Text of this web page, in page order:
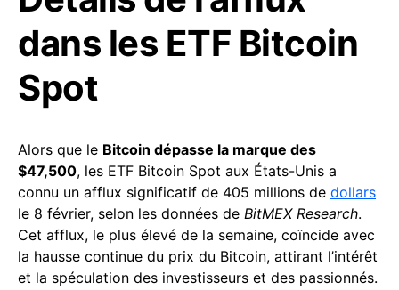
dans les ETF Bitcoin
Spot
Alors que le Bitcoin dépasse la marque des
$47,500, les ETF Bitcoin Spot aux États-Unis a
connu un afflux significatif de 405 millions de dollars
le 8 février, selon les données de BitMEX Research.
Cet afflux, le plus élevé de la semaine, coïncide avec
la hausse continue du prix du Bitcoin, attirant l’intérêt
et la spéculation des investisseurs et des passionnés.